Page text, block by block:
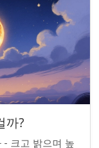
까?
- 크고 밝으며 높